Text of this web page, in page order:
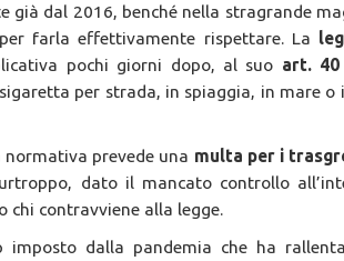
già dal 2016, benché nella stragrande
farla effettivamente rispettare. La
pochi giorni dopo, al suo art. 40
per strada, in spiaggia, in mare
normativa prevede una multa per i
dato il mancato controllo
chi contravviene alla legge.
imposto dalla pandemia che ha